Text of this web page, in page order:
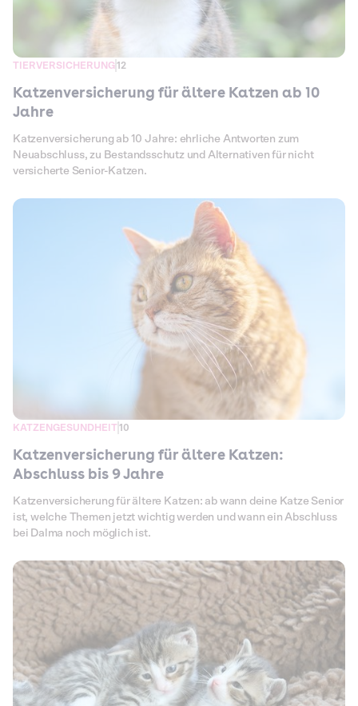
TIERVERSICHERUNG12
Katzenversicherung für ältere Katzen ab 10
Jahre
Katzenversicherung ab 10 Jahre: ehrliche Antworten zum
Neuabschluss, zu Bestandsschutz und Alternativen für nicht
versicherte Senior-Katzen.
KATZENGESUNDHEIT10
Katzenversicherung für ältere Katzen:
Abschluss bis 9 Jahre
Katzenversicherung für ältere Katzen: ab wann deine Katze Senior
ist, welche Themen jetzt wichtig werden und wann ein Abschluss
bei Dalma noch möglich ist.